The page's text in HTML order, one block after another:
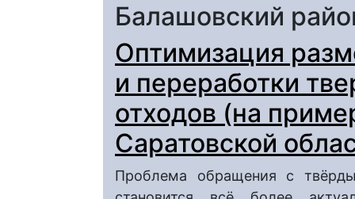
Балашовский
Оптимизация
и переработки
отходов (на
Саратовской
Проблема обращения с